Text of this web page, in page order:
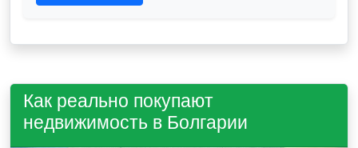
Как реально покупают
недвижимость в Болгарии